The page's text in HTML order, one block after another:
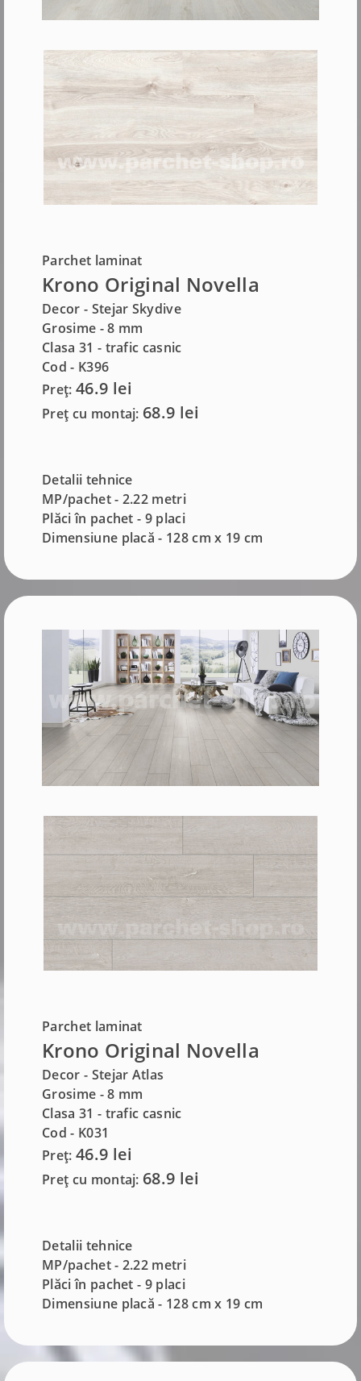
Parchet laminat
Krono Original Novella
Decor - Stejar Skydive
Grosime -8 mm
Clasa 31 - trafic casnic
Cod - K396
Preț: 46.9 lei
Preț cu montaj: 68.9 lei
Detalii tehnice
MP/pachet - 2.22 metri
Plăci în pachet - 9 placi
Dimensiune placă - 128 cm x 19 cm
Parchet laminat
Krono Original Novella
Decor - Stejar Atlas
Grosime -8 mm
Clasa 31 - trafic casnic
Cod - K031
Preț: 46.9 lei
Preț cu montaj: 68.9 lei
Detalii tehnice
MP/pachet - 2.22 metri
Plăci în pachet - 9 placi
Dimensiune placă - 128 cm x 19 cm